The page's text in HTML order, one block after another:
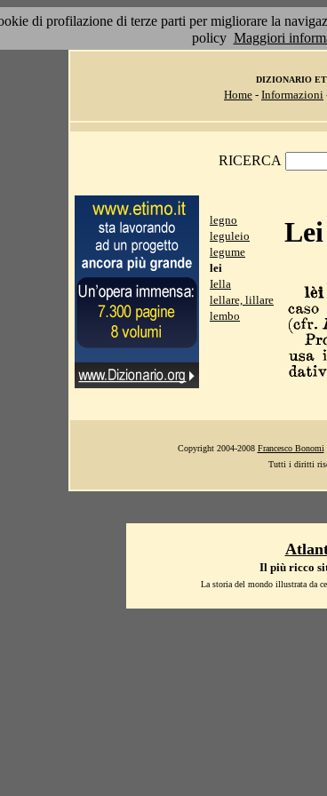
di profilazione di terze parti per migliorare la
policy Maggiori
DIZIONARIO
Home - Informazioni
RICERCA
legno
leguleio
legume
lei
Iella
lellare, lillare
lembo
Lei
Copyright 2004-2008 Francesco Bonomi
Tutti i diritti
Il più ricco
La storia del mondo illustrata da